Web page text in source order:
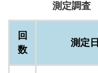
測定調査
回
数
測定日